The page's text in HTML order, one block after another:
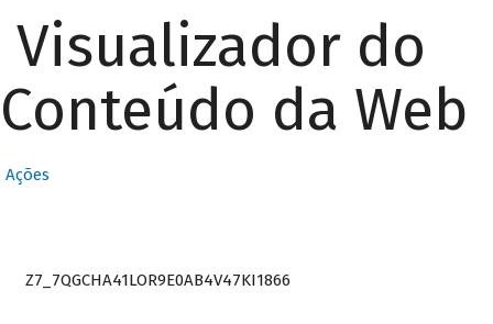
Visualizador do
Conteúdo da Web
Ações
Z7_7QGCHA41LOR9E0AB4V47KI1866